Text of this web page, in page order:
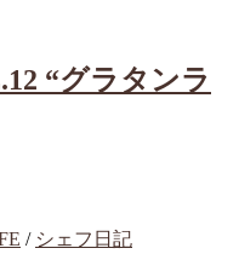
“グラタンラ
/ シェフ日記